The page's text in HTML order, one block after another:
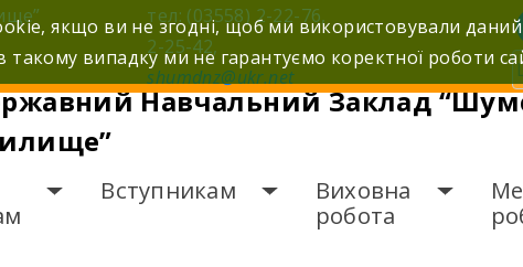
тел: (03558) 2-22-76,
2-25-42,
shumdnz@ukr.net
Навчальний Заклад
Вступникам
Виховна
робота
якщо ви не згодні, щоб ми використовували
випадку ми не гарантуємо коректної роботи